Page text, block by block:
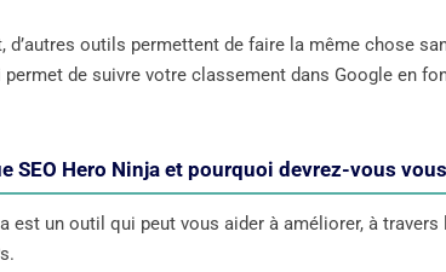
d’autres outils permettent de faire la même chose
permet de suivre votre classement dans Google en
SEO Hero Ninja et pourquoi devrez-vous
est un outil qui peut vous aider à améliorer, à